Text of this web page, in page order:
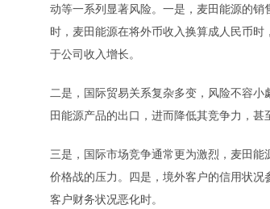
动等一系列显著风险。一是，麦田能源的
时，麦田能源在将外币收入换算成人民币
于公司收入增长。
二是，国际贸易关系复杂多变，风险不容
田能源产品的出口，进而降低其竞争力，甚
三是，国际市场竞争通常更为激烈，麦田
价格战的压力。四是，境外客户的信用状
客户财务状况恶化时。